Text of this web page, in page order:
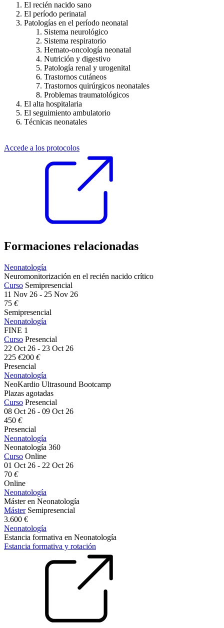
El recién nacido sano
El período perinatal
Patologías en el período neonatal
Sistema neurológico
Sistema respiratorio
Hemato-oncología neonatal
Nutrición y digestivo
Patología renal y urogenital
Trastornos cutáneos
Trastornos quirúrgicos neonatales
Problemas traumatológicos
El alta hospitalaria
El seguimiento ambulatorio
Técnicas neonatales
Accede a los protocolos
Formaciones relacionadas
Neonatología
Neuromonitorización en el recién nacido crítico
Curso Semipresencial
11 Nov 26 - 25 Nov 26
75 €
Semipresencial
Neonatología
FINE 1
Curso Presencial
22 Oct 26 - 23 Oct 26
225 €200 €
Presencial
Neonatología
NeoKardio Ultrasound Bootcamp
Plazas agotadas
Curso Presencial
08 Oct 26 - 09 Oct 26
450 €
Presencial
Neonatología
Neonatología 360
Curso Online
01 Oct 26 - 22 Oct 26
70 €
Online
Neonatología
Máster en Neonatología
Máster Semipresencial
3.600 €
Neonatología
Estancia formativa en Neonatología
Estancia formativa y rotación